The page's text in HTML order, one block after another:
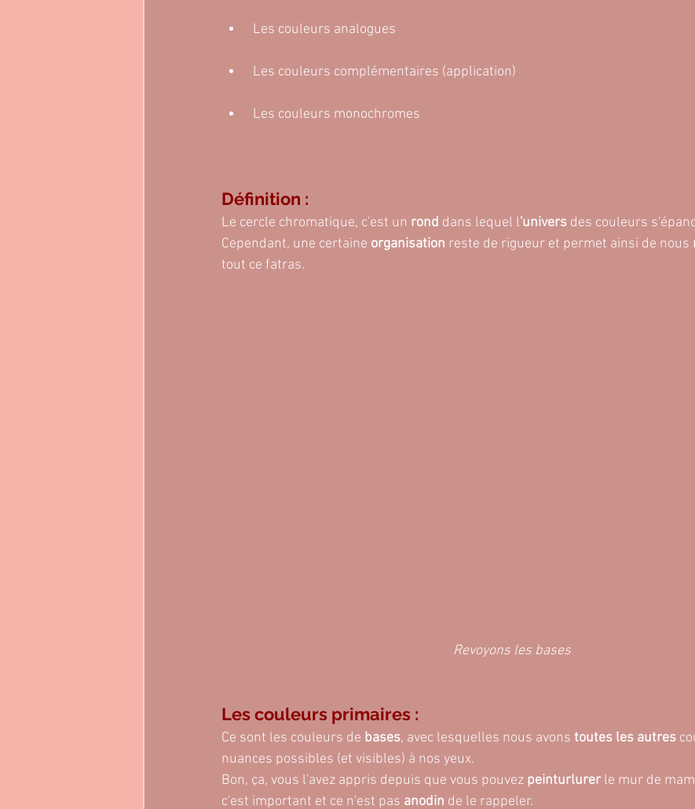
Les couleurs analogues
Les couleurs complémentaires (application)
Les couleurs monochromes
Définition :
Le cercle chromatique, c'est un rond dans lequel l'univers des couleurs
Cependant, une certaine organisation reste de rigueur et permet ainsi de nous
tout ce fatras.
Revoyons les bases
Les couleurs primaires :
Ce sont les couleurs de bases, avec lesquelles nous avons toutes les autres
nuances possibles (et visibles) à nos yeux.
Bon, ça, vous l'avez appris depuis que vous pouvez peinturlurer le mur de
c'est important et ce n'est pas anodin de le rappeler.